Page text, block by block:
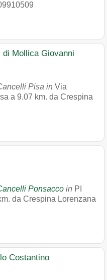
Mollica Giovanni
Pisa in Via
a 9.07 km. da Crespina
Ponsacco in PI
da Crespina Lorenzana
Costantino